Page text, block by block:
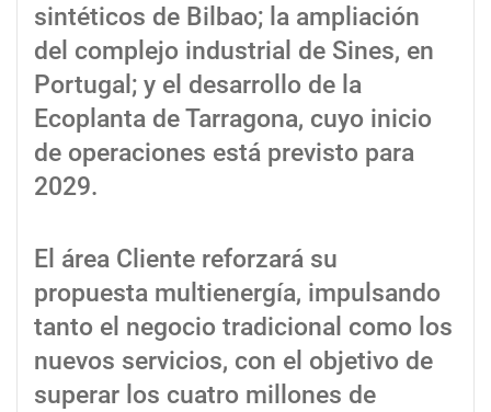
sintéticos de Bilbao; la ampliación
del complejo industrial de Sines, en
Portugal; y el desarrollo de la
Ecoplanta de Tarragona, cuyo inicio
de operaciones está previsto para
2029.
El área Cliente reforzará su
propuesta multienergía, impulsando
tanto el negocio tradicional como los
nuevos servicios, con el objetivo de
superar los cuatro millones de